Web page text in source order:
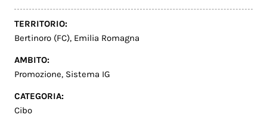
TERRITORIO:
Bertinoro (FC), Emilia Romagna
AMBITO:
Promozione, Sistema IG
CATEGORIA:
Cibo